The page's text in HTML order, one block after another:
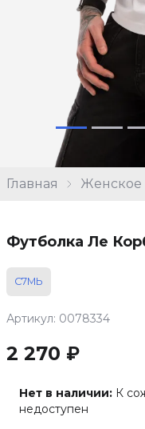
Главная Женское
Футболка Ле
С7МЬ
Артикул: 0078334
2 270 ₽
Нет в наличии: К
недоступен